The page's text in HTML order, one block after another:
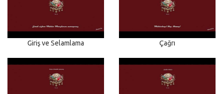
Giriş ve Selamlama Çağrı